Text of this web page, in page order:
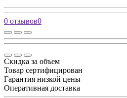
0 отзывов0
Скидка за объем
Товар сертифицирован
Гарантия низкой цены
Оперативная доставка